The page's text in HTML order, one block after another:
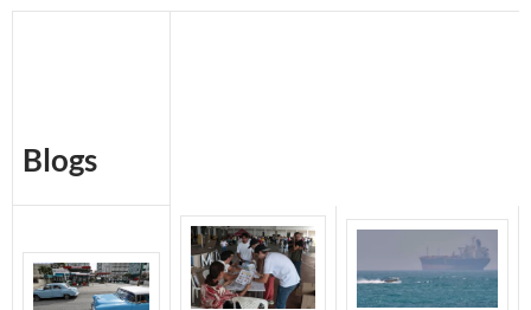
Blogs